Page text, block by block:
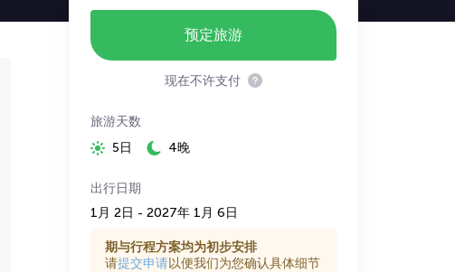
预定旅游
现在不许支付
旅游天数
5日
4晚
出行日期
1月 2日 - 2027年 1月 6日
期与行程方案均为初步安排
请提交申请以便我们为您确认具体细节